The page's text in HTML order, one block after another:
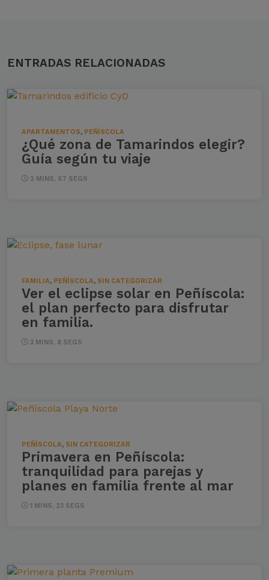
ENTRADAS RELACIONADAS
APARTAMENTOS, PEÑÍSCOLA
¿Qué zona de Tamarindos elegir?
Guía según tu viaje
2 MINS, 57 SEGS
FAMILIA, PEÑÍSCOLA, SIN CATEGORIZAR
Ver el eclipse solar en Peñíscola:
el plan perfecto para disfrutar
en familia.
3 MINS, 8 SEGS
PEÑÍSCOLA, SIN CATEGORIZAR
Primavera en Peñíscola:
tranquilidad para parejas y
planes en familia frente al mar
1 MINS, 23 SEGS